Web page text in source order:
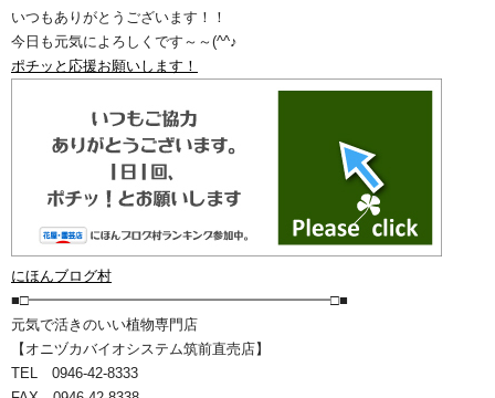
いつもありがとうございます！！
今日も元気によろしくです～～(^^♪
ポチッと応援お願いします！
にほんブログ村
■□━━━━━━━━━━━━━━━━━━━━━□■
元気で活きのいい植物専門店
【オニヅカバイオシステム筑前直売店】
TEL 0946-42-8333